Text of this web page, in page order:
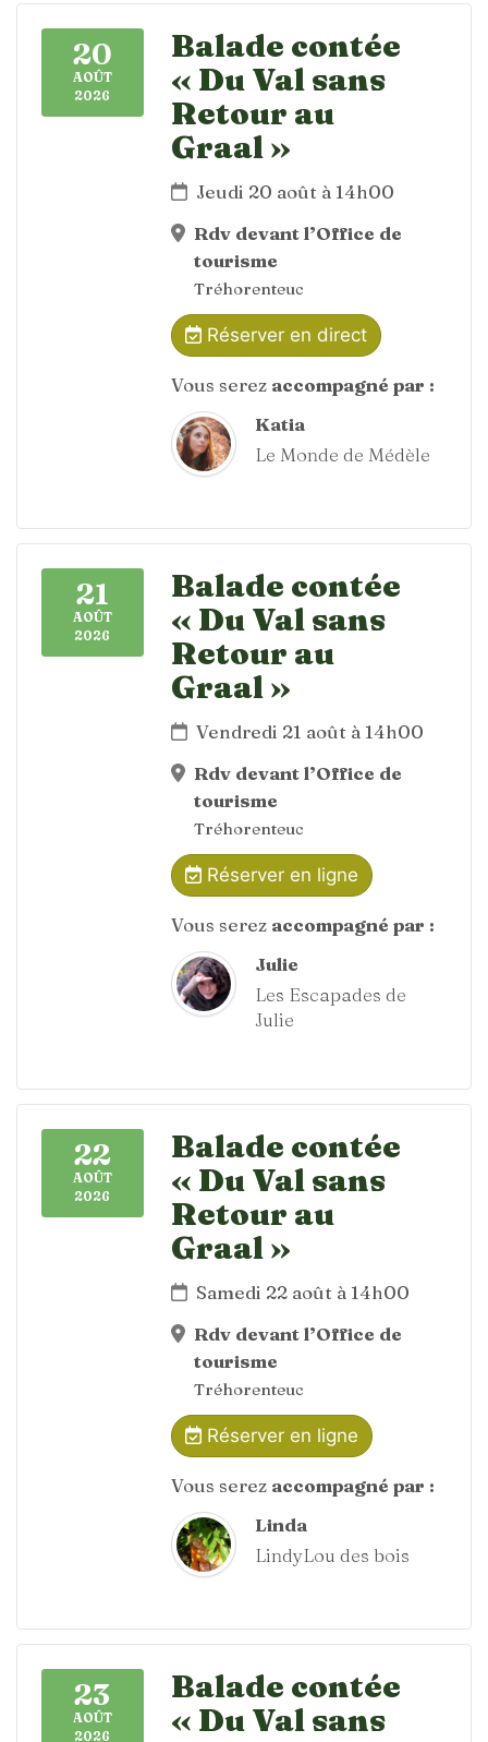
20
AOÛT
2026
Balade contée
« Du Val sans
Retour au
Graal »
Jeudi 20 août à 14h00
Rdv devant l’Office de
tourisme
Tréhorenteuc
Réserver en direct
Vous serez accompagné par :
Katia
Le Monde de Médèle
21
AOÛT
2026
Balade contée
« Du Val sans
Retour au
Graal »
Vendredi 21 août à 14h00
Rdv devant l’Office de
tourisme
Tréhorenteuc
Réserver en ligne
Vous serez accompagné par :
Julie
Les Escapades de
Julie
22
AOÛT
2026
Balade contée
« Du Val sans
Retour au
Graal »
Samedi 22 août à 14h00
Rdv devant l’Office de
tourisme
Tréhorenteuc
Réserver en ligne
Vous serez accompagné par :
Linda
LindyLou des bois
23
AOÛT
2026
Balade contée
« Du Val sans